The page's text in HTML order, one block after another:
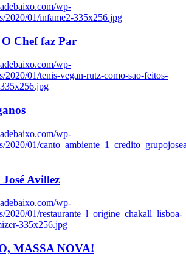
wp-
2020/01/infame2-335x256.jpg
Chef faz Par
wp-
2020/01/tenis-vegan-rutz-como-sao-feitos-
wp-
2020/01/
Avillez
wp-
2020/01/restaurante_l_origine_chakall_lisboa-
335x256.jpg
MASSA NOVA!